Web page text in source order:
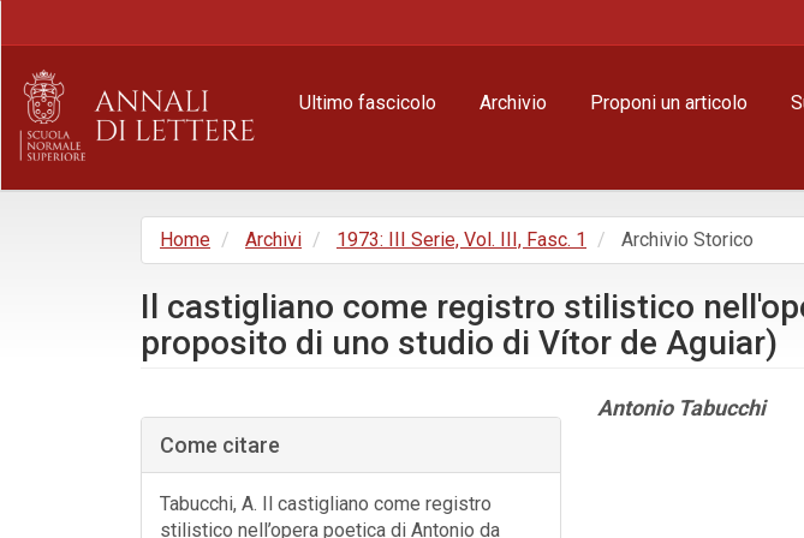
principale
Barra
laterale
Ultimo fascicolo Archivio Proponi un articolo
Home Archivi 1973: III Serie, Vol. III, Fasc. 1 Archivio Storico
Il castigliano come registro stilistico
proposito di uno studio di Vítor de Aguiar)
laterale
dell'articolo
Come citare
Tabucchi, A. Il castigliano come registro
stilistico nell’opera poetica di Antonio da
Contenuto
Antonio Tabucchi